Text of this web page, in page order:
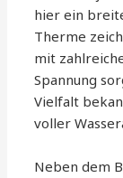
hier ein
Therme
mit
Spannung
Vielfalt
voller
Neben dem